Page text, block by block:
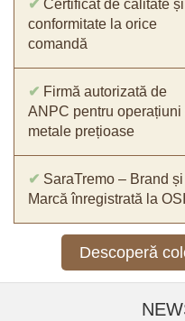
✔ Certificat de calitate și
conformitate la orice
comandă
✔ Firmă autorizată de
ANPC pentru operațiuni
metale prețioase
✔ SaraTremo – Brand și
Marcă înregistrată la
Descoperă